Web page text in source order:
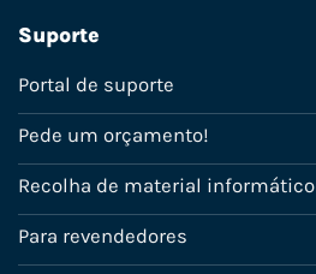
Suporte
Portal de suporte
Pede um orçamento!
Recolha de material informático
Para revendedores